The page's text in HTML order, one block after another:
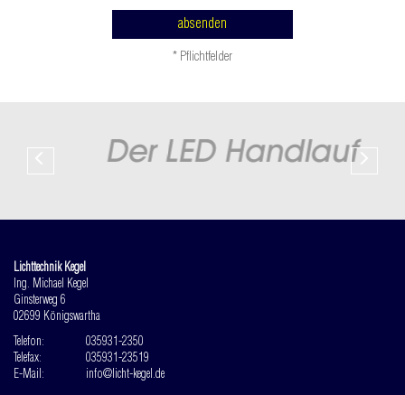
absenden
* Pflichtfelder
Lichttechnik Kegel
Ing. Michael Kegel
Ginsterweg 6
02699 Königswartha
Telefon:
035931-2350
Telefax:
035931-23519
E-Mail:
info@licht-kegel.de